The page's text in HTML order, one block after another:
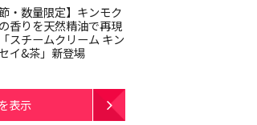
節・数量限定】キンモク
香りを天然精油で再現
スチームクリーム キン
イ&茶」新登場
表示